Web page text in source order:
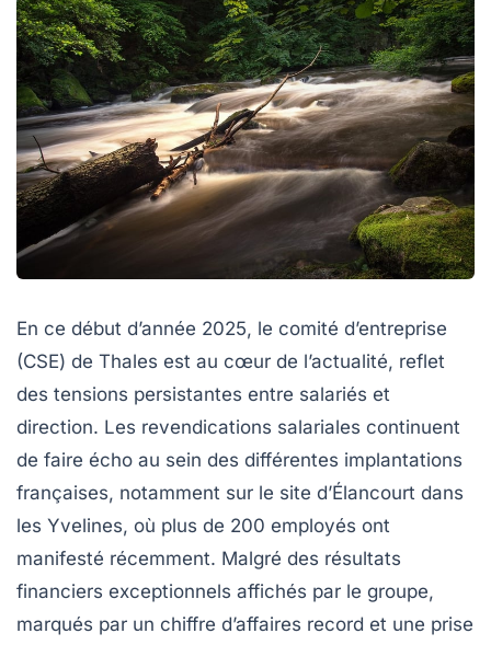
En ce début d’année 2025, le comité d’entreprise
(CSE) de Thales est au cœur de l’actualité, reflet
des tensions persistantes entre salariés et
direction. Les revendications salariales continuent
de faire écho au sein des différentes implantations
françaises, notamment sur le site d’Élancourt dans
les Yvelines, où plus de 200 employés ont
manifesté récemment. Malgré des résultats
financiers exceptionnels affichés par le groupe,
marqués par un chiffre d’affaires record et une prise